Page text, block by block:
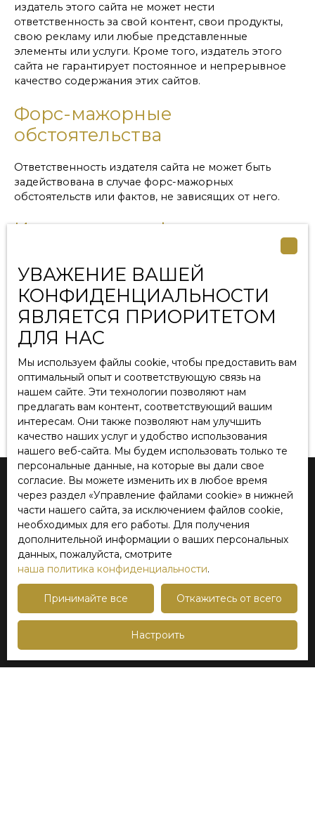
издатель этого сайта не может нести
ответственность за свой контент, свои продукты,
свою рекламу или любые представленные
элементы или услуги. Кроме того, издатель этого
сайта не гарантирует постоянное и непрерывное
качество содержания этих сайтов.
Форс-мажорные
обстоятельства
Ответственность издателя сайта не может быть
задействована в случае форс-мажорных
обстоятельств или фактов, не зависящих от него.
Изменения в официальном
Издатель оставляет за собой право свободно и в
любое время изменять юридические уведомления
сайта. Использование сайта означает принятие
действующих юридических уведомлений.
Применимое право
Сайт centaureimmo.fr регулируется французским
законодательством.
Я ищу недвижимость
Продажа квартира Lille (59000)
Продажа дом Marcq-en-Baroeul (59700)
Продажа дом Lille (59800)
Продажа дом Mouvaux (59420)
Продажа дом Roncq (59223)
Продажа квартира Lille (59800)
УВАЖЕНИЕ ВАШЕЙ
КОНФИДЕНЦИАЛЬНОСТИ
ЯВЛЯЕТСЯ ПРИОРИТЕТОМ
ДЛЯ НАС
Мы используем файлы cookie, чтобы предоставить вам
оптимальный опыт и соответствующую связь на
нашем сайте. Эти технологии позволяют нам
предлагать вам контент, соответствующий вашим
интересам. Они также позволяют нам улучшить
качество наших услуг и удобство использования
нашего веб-сайта. Мы будем использовать только те
персональные данные, на которые вы дали свое
согласие. Вы можете изменить их в любое время
через раздел «Управление файлами cookie» в нижней
части нашего сайта, за исключением файлов cookie,
необходимых для его работы. Для получения
дополнительной информации о ваших персональных
данных, пожалуйста, смотрите
наша политика конфиденциальности.
Принимайте все Откажитесь от всего
Настроить